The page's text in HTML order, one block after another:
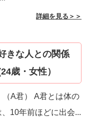
詳細を見る＞＞
きな人との関係
歳・女性）
A君） A君とは体の
10年前ほどに出会...